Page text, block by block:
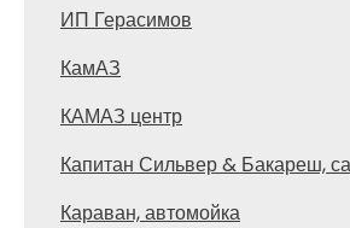
ИП Герасимов
КамАЗ
КАМАЗ центр
Капитан Сильвер & Бакареш,
Караван, автомойка